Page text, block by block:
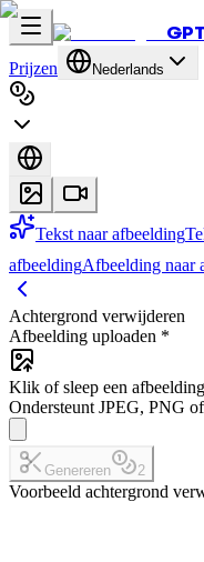
Prijzen Nederlands
Tekst naar afbeelding
afbeeldingAfbeelding naar
Achtergrond verwijderen
Afbeelding uploaden *
Klik of sleep een
Ondersteunt JPEG, PNG
Genereren 2
Voorbeeld achtergrond